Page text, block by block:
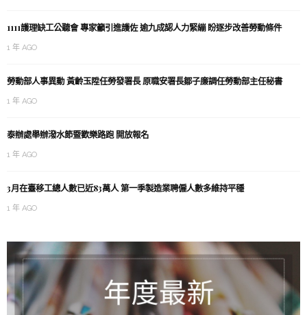
1111護理缺工公聽會 專家籲引進護佐 逾九成認人力緊繃 盼逐步改善勞動條件
1 年 AGO
勞動部人事異動 黃齡玉陞任勞發署長 原職安署長鄒子廉調任勞動部主任秘書
1 年 AGO
泰辦處舉辦潑水節暨歡樂路跑 開放報名
1 年 AGO
3月在臺移工總人數已近83萬人 第一季製造業聘僱人數多維持平穩
1 年 AGO